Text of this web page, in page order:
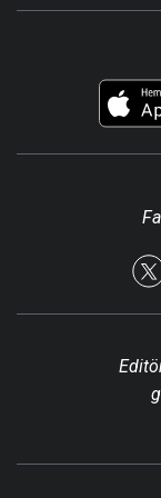
Resmî Ilanlar
Foto Haber
Hakkımızda
Künye
Reklam Ver